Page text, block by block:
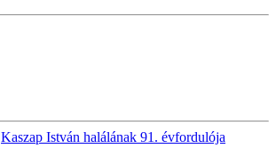
Kaszap István halálának 91. évfordulója